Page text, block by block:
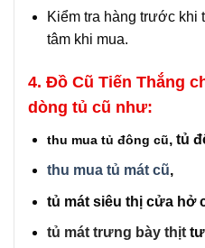
Kiểm tra hàng trước khi
tâm khi mua.
4. Đồ Cũ Tiến Thắng
dòng tủ cũ như:
thu mua tủ đông cũ, tủ
thu mua tủ mát cũ,
tủ mát siêu thị cửa hở
tủ mát trưng bày thịt